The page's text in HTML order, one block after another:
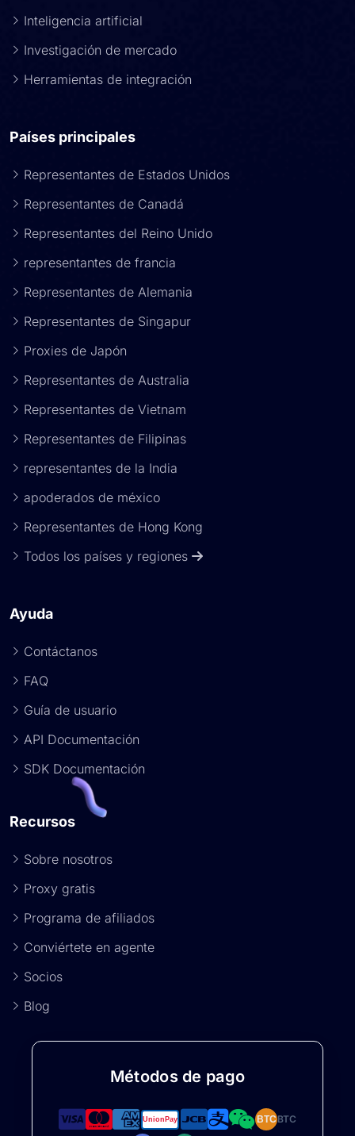
Inteligencia artificial
Investigación de mercado
Herramientas de integración
Países principales
Representantes de Estados Unidos
Representantes de Canadá
Representantes del Reino Unido
representantes de francia
Representantes de Alemania
Representantes de Singapur
Proxies de Japón
Representantes de Australia
Representantes de Vietnam
Representantes de Filipinas
representantes de la India
apoderados de méxico
Representantes de Hong Kong
Todos los países y regiones
Ayuda
Contáctanos
FAQ
Guía de usuario
API Documentación
SDK Documentación
Recursos
Sobre nosotros
Proxy gratis
Programa de afiliados
Conviértete en agente
Socios
Blog
Métodos de pago
BTCBTC